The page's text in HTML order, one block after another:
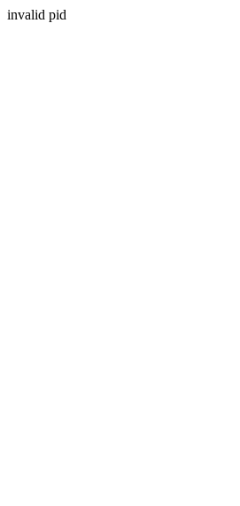
invalid pid